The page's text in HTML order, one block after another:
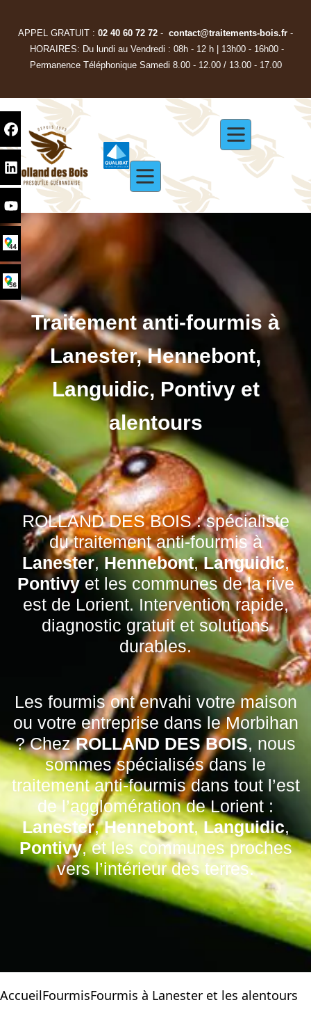
APPEL GRATUIT : 02 40 60 72 72 - contact@traitements-bois.fr -
HORAIRES: Du lundi au Vendredi : 08h - 12 h | 13h00 - 16h00 -
Permanence Téléphonique Samedi 8.00 - 12.00 / 13.00 - 17.00
Traitement anti-fourmis à
Lanester, Hennebont,
Languidic, Pontivy et
alentours
ROLLAND DES BOIS : spécialiste
du traitement anti-fourmis à
Lanester,Hennebont,Languidic,
Pontivyet les communes de la rive
est de Lorient. Intervention rapide,
diagnostic gratuit et solutions
durables.
Les fourmis ont envahi votre maison
ou votre entreprise dans le Morbihan
? ChezROLLAND DES BOIS, nous
sommes spécialisés dans le
traitement anti-fourmis dans tout l’est
de l’agglomération de Lorient :
Lanester,Hennebont,Languidic,
Pontivy, et les communes proches
vers l’intérieur des terres.
AccueilFourmisFourmis à Lanester et les alentours